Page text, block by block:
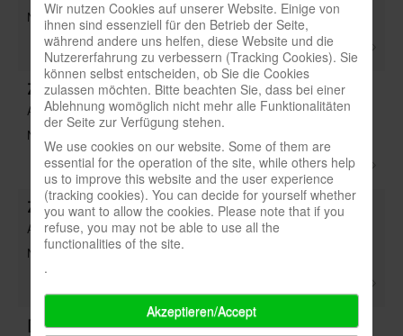
Note:
Züllchower Anstalten(Sammler) - 1_08 S.34
Art: Stichwort
Note:
Zündstoff(1x1) - 2_96 S.52
Art: Titel
Note: 5,33
[Kosmopoli:t](Huch) - 6_22 S.20
Wir nutzen Cookies auf unserer Website. Einige von
ihnen sind essenziell für den Betrieb der Seite,
während andere uns helfen, diese Website und die
Nutzererfahrung zu verbessern (Tracking Cookies). Sie
können selbst entscheiden, ob Sie die Cookies
zulassen möchten. Bitte beachten Sie, dass bei einer
Ablehnung womöglich nicht mehr alle Funktionalitäten
der Seite zur Verfügung stehen.
We use cookies on our website. Some of them are
essential for the operation of the site, while others help
us to improve this website and the user experience
(tracking cookies). You can decide for yourself whether
you want to allow the cookies. Please note that if you
refuse, you may not be able to use all the
functionalities of the site.
.
Akzeptieren/Accept